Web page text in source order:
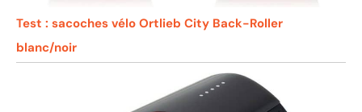
Test : sacoches vélo Ortlieb City Back-Roller
blanc/noir